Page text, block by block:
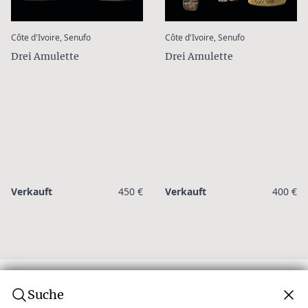
Côte d'Ivoire, Senufo:
Drei Amulette
Verkauft 450 €
Côte d'Ivoire, Senufo:
Drei Amulette
Verkauft 400 €
Suche